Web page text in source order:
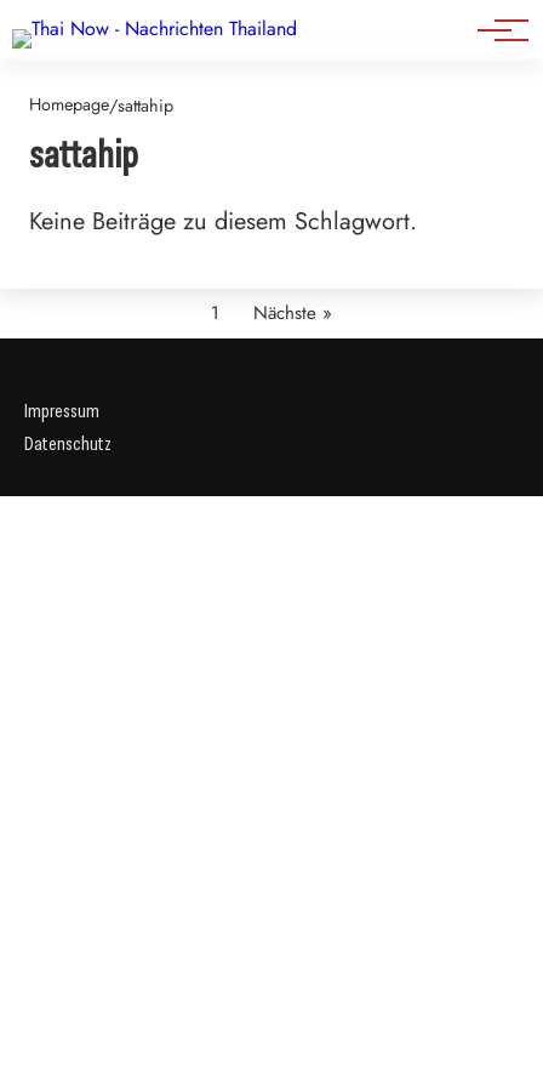
Events
Homepage/sattahip
sattahip
Keine Beiträge zu diesem Schlagwort.
1 Nächste »
Impressum
Datenschutz